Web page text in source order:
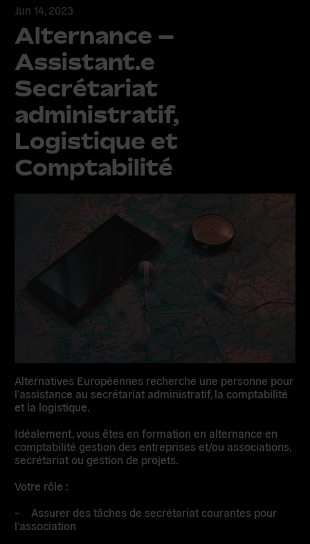
Jun 14, 2023
Alternance –
Assistant.e
Secrétariat
administratif,
Logistique et
Comptabilité
Alternatives Européennes recherche une personne pour
l’assistance au secrétariat administratif, la comptabilité
et la logistique.
Idéalement, vous êtes en formation en alternance en
comptabilité gestion des entreprises et/ou associations,
secrétariat ou gestion de projets.
Votre rôle :
– Assurer des tâches de secrétariat courantes pour
l’association